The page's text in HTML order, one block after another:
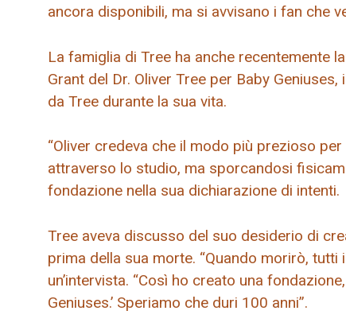
ancora disponibili, ma si avvisano i fan che
La famiglia di Tree ha anche recentemente
Grant del Dr. Oliver Tree per Baby
da Tree durante la sua vita.
“Oliver credeva che il modo più prezioso
attraverso lo studio, ma sporcandosi
fondazione nella sua dichiarazione di intenti.
Tree aveva discusso del suo desiderio di
prima della sua morte. “Quando morirò,
un’intervista. “Così ho creato una
Geniuses.’ Speriamo che duri 100 anni”.